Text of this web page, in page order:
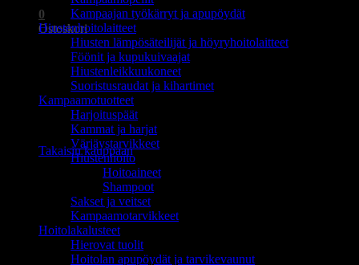
0
Ostoskori
Ostoskori on tyhjä.
Takaisin kauppaan
Kampaajan työkärryt ja apupöydät
Hiustenhoitolaitteet
Hiusten lämpösäteilijät ja höyryhoitolaitteet
Föönit ja kupukuivaajat
Hiustenleikkuukoneet
Suoristusraudat ja kihartimet
Kampaamotuotteet
Harjoituspäät
Kammat ja harjat
Värjäystarvikkeet
Hiustenhoito
Hoitoaineet
Shampoot
Sakset ja veitset
Kampaamotarvikkeet
Hoitolakalusteet
Hierovat tuolit
Hoitolan apupöydät ja tarvikevaunut